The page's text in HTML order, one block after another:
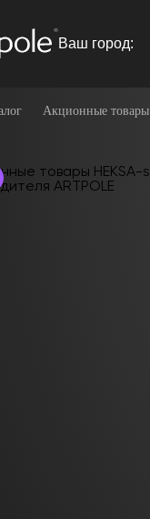
Ваш город:
Акционные товары